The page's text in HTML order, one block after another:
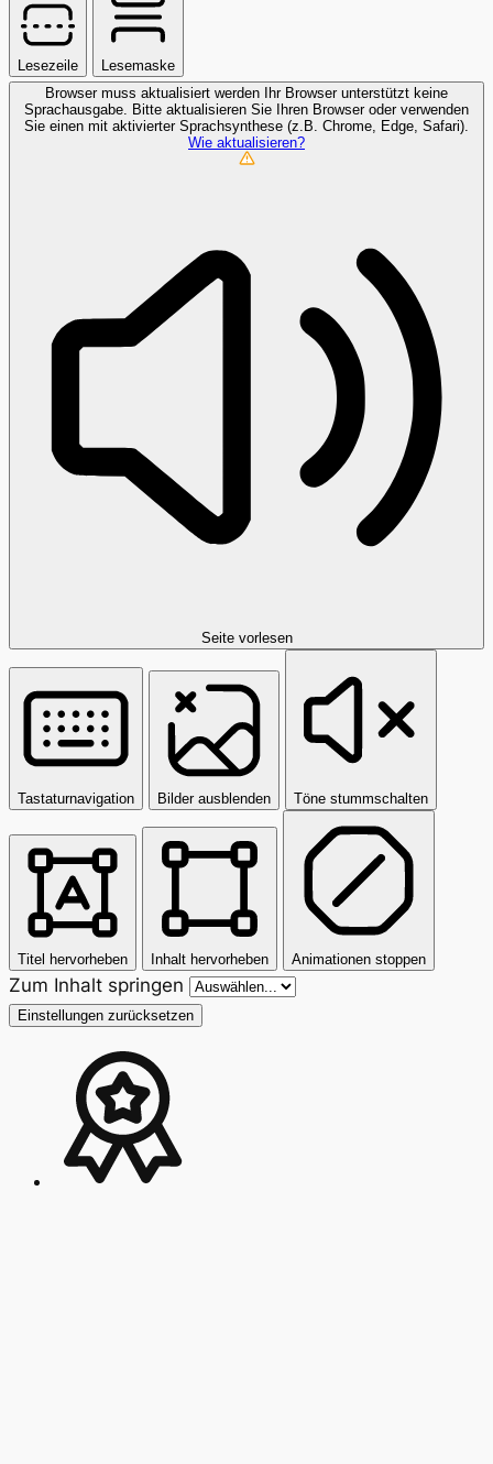
Lesezeile
Lesemaske
Browser muss aktualisiert werden
Ihr Browser unterstützt keine
Sprachausgabe. Bitte aktualisieren Sie Ihren Browser oder verwenden
Sie einen mit aktivierter Sprachsynthese (z.B. Chrome, Edge, Safari).
Wie aktualisieren?
Seite vorlesen
Tastaturnavigation Bilder ausblenden Töne stummschalten
Titel hervorheben Inhalt hervorheben Animationen stoppen
Zum Inhalt springen
Einstellungen zurücksetzen